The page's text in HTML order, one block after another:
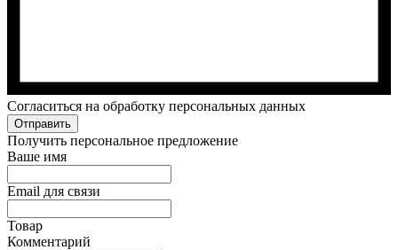
Cогласиться на обработку персональных данных
Отправить
Получить персональное предложение
Ваше имя
Email для связи
Товар
Комментарий